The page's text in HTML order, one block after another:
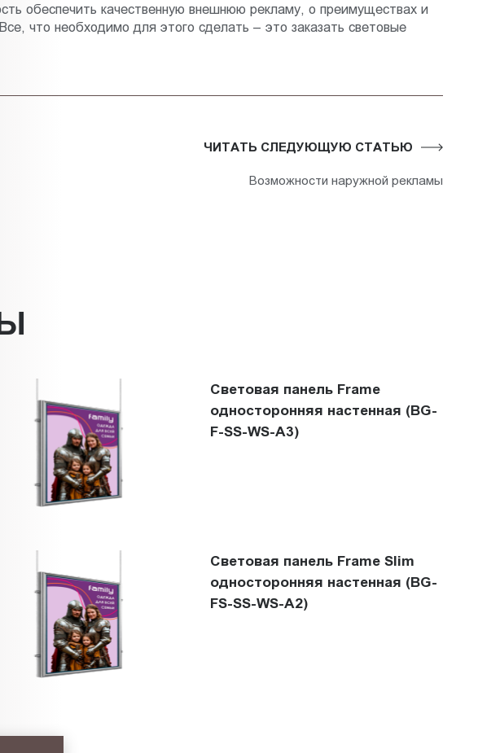
обеспечить качественную внешнюю рекламу, о преимуществах и
что необходимо для этого сделать – это заказать световые
ЧИТАТЬ СЛЕДУЮЩУЮ СТАТЬЮ
Возможности наружной рекламы
Световая панель Frame
односторонняя настенная (BG-
F-SS-WS-A3)
Световая панель Frame Slim
односторонняя настенная (BG-
FS-SS-WS-A2)